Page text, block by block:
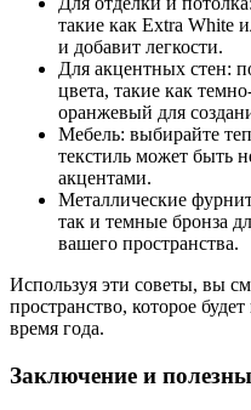
такие как Extra White
и добавит легкости.
Для акцентных стен:
цвета, такие как
оранжевый для
Мебель: выбирайте
текстиль может быть
акцентами.
Металлические
так и темные бронза
вашего пространства.
Используя эти советы, вы
пространство, которое
время года.
Заключение и